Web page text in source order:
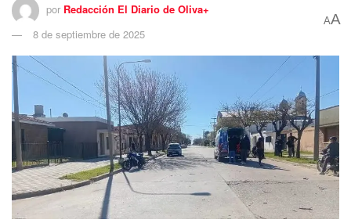
por Redacción El Diario de Oliva+
8 de septiembre de 2025
AA